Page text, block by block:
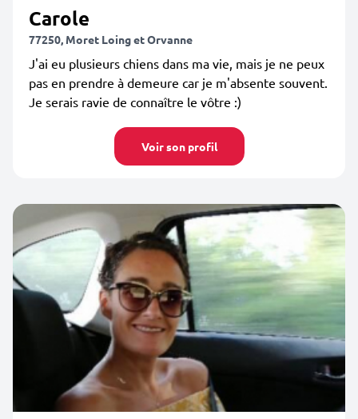
Carole
77250, Moret Loing et Orvanne
J'ai eu plusieurs chiens dans ma vie, mais je ne peux
pas en prendre à demeure car je m'absente souvent.
Je serais ravie de connaître le vôtre :)
Voir son profil